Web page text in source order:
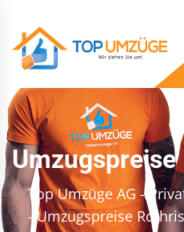
Top Umzüge AG -
- Umzugspreise